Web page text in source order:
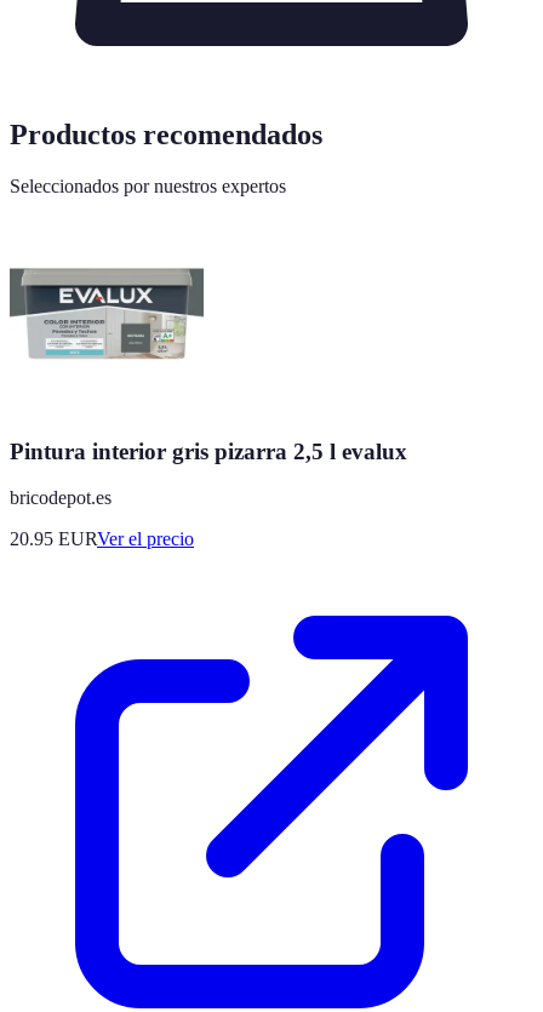
Productos recomendados
Seleccionados por nuestros expertos
Pintura interior gris pizarra 2,5 l evalux
bricodepot.es
20.95 EURVer el precio